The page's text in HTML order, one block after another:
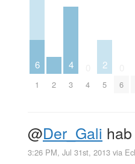
6
1 2
4
3 4
2
5 6
@Der_Gali
3:26 PM, Jul 31st, 2013 via